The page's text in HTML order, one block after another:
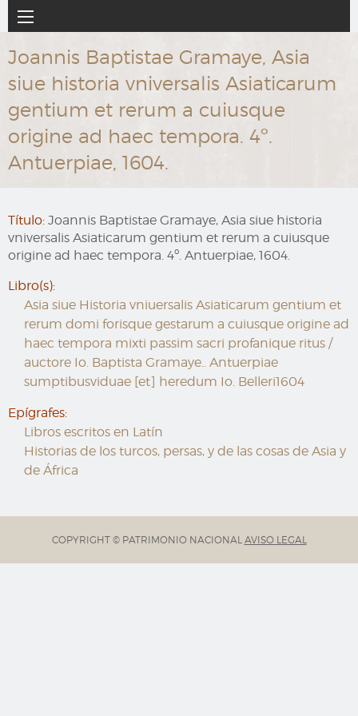
al
contenido
principal
Navegación
principal
Joannis Baptistae Gramaye, Asia
siue historia vniversalis Asiaticarum
gentium et rerum a cuiusque
origine ad haec tempora. 4º.
Antuerpiae, 1604.
Título: Joannis Baptistae Gramaye, Asia siue historia
vniversalis Asiaticarum gentium et rerum a cuiusque
origine ad haec tempora. 4º. Antuerpiae, 1604.
Libro(s):
Asia siue Historia vniuersalis Asiaticarum gentium et
rerum domi forisque gestarum a cuiusque origine ad
haec tempora mixti passim sacri profanique ritus /
auctore Io. Baptista Gramaye.. Antuerpiae
sumptibusviduae [et] heredum Io. Belleri1604
Epígrafes:
Libros escritos en Latín
Historias de los turcos, persas, y de las cosas de Asia y
de África
COPYRIGHT © PATRIMONIO NACIONAL AVISO LEGAL